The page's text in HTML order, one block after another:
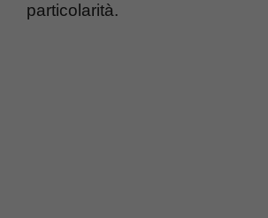
particolarità.